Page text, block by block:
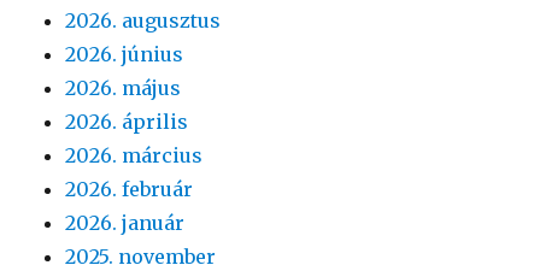
2026. augusztus
2026. június
2026. május
2026. április
2026. március
2026. február
2026. január
2025. november